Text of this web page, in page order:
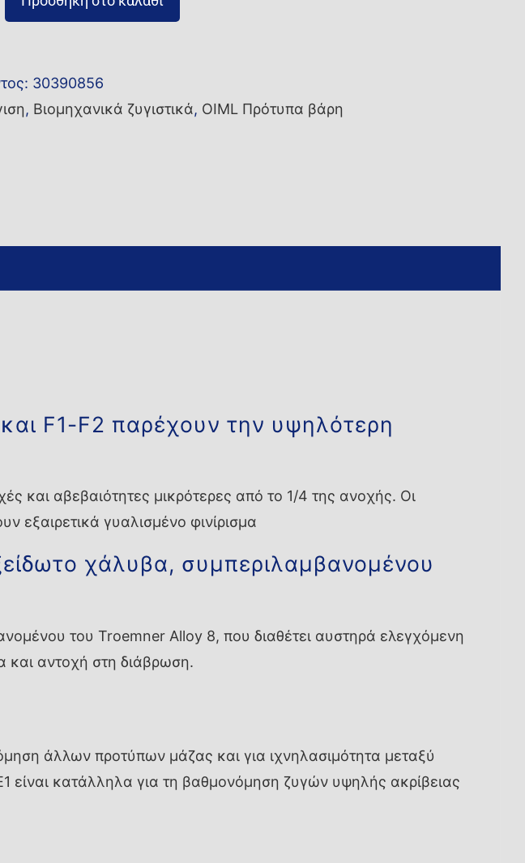
30390856
, Βιομηχανικά ζυγιστικά, OIML Πρότυπα βάρη
F1-F2 παρέχουν την υψηλότερη
και αβεβαιότητες μικρότερες από το 1/4 της ανοχής. Οι
εξαιρετικά γυαλισμένο φινίρισμα
χάλυβα, συμπεριλαμβανομένου
του Troemner Alloy 8, που διαθέτει αυστηρά ελεγχόμενη
και αντοχή στη διάβρωση.
άλλων προτύπων μάζας και για ιχνηλασιμότητα μεταξύ
κατάλληλα για τη βαθμονόμηση ζυγών υψηλής ακρίβειας